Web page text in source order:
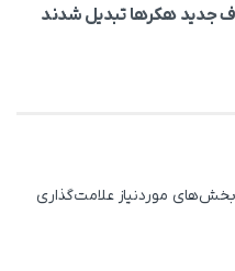
هکرها تبدیل شدند
بخش‌های موردنیاز علامت‌گذاری